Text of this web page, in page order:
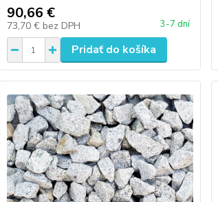
90,66 €
73,70 € bez DPH 3-7 dní
Pridať do košíka